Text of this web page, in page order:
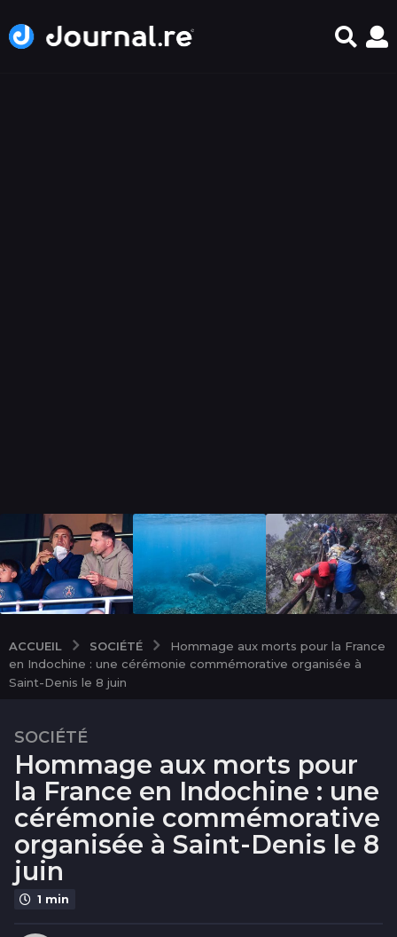
ACCUEIL SOCIÉTÉ
Hommage aux morts pour la France
en Indochine : une cérémonie commémorative organisée à
Saint-Denis le 8 juin
2
m
o
i
s
2
m
o
SOCIÉTÉ
Hommage aux morts pour
la France en Indochine : une
cérémonie commémorative
organisée à Saint-Denis le 8
juin
1 min